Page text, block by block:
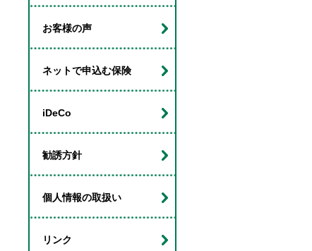
お客様の声
ネットで申込む保険
iDeCo
勧誘方針
個人情報の取扱い
リンク